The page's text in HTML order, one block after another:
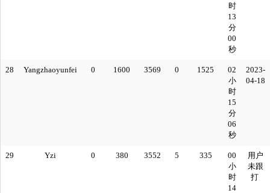
时
13
分
00
秒
28 Yangzhaoyunfei 0 1600 3569 0 1525
02
小
时
15
分
06
秒
2023-
04-18
29 Yzi 0 380 3552 5 335
00
小
时
14
用户
未跟
打